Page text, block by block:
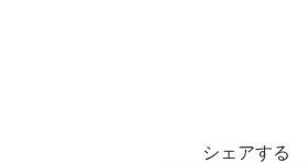
シェアする